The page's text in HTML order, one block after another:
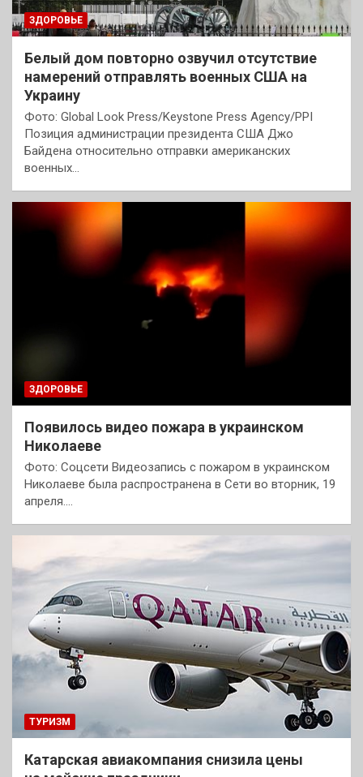
ЗДОРОВЬЕ
Белый дом повторно озвучил отсутствие
намерений отправлять военных США на
Украину
Фото: Global Look Press/Keystone Press Agency/PPI
Позиция администрации президента США Джо
Байдена относительно отправки американских
военных…
ЗДОРОВЬЕ
Появилось видео пожара в украинском
Николаеве
Фото: Соцсети Видеозапись с пожаром в украинском
Николаеве была распространена в Сети во вторник, 19
апреля.…
ТУРИЗМ
Катарская авиакомпания снизила цены